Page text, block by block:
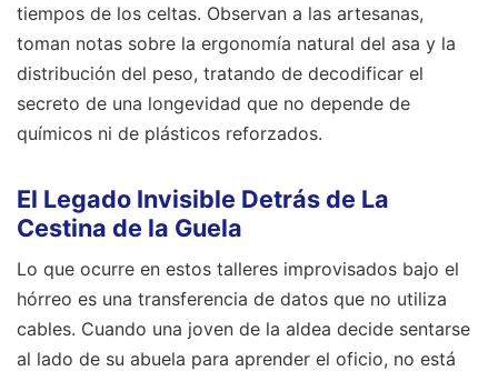
tiempos de los celtas. Observan a las artesanas,
toman notas sobre la ergonomía natural del asa y la
distribución del peso, tratando de decodificar el
secreto de una longevidad que no depende de
químicos ni de plásticos reforzados.
El Legado Invisible Detrás de La
Cestina de la Guela
Lo que ocurre en estos talleres improvisados bajo el
hórreo es una transferencia de datos que no utiliza
cables. Cuando una joven de la aldea decide sentarse
al lado de su abuela para aprender el oficio, no está